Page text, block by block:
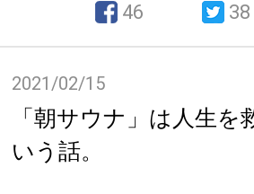
46 38
2021/02/15
「朝サウナ」は人生
いう話。